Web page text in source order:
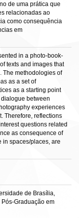
de uma prática que
relacionadas ao
como consequência
em
in a photo-book-
texts and images that
The methodologies of
as a set of
as a starting point
between
experiences
Therefore, reflections
questions related
as consequence of
in spaces/places, are
de Brasília,
Pós-Graduação em